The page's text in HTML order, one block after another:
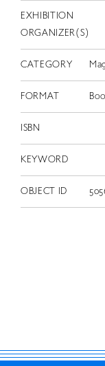
EXHIBITION
ORGANIZER(S)
CATEGORY
FORMAT
ISBN
KEYWORD
OBJECT ID